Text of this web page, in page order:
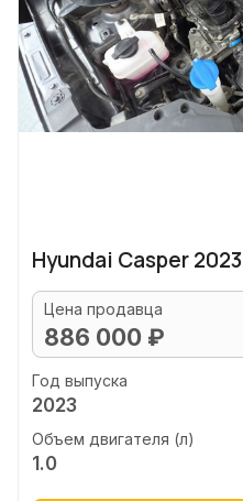
Hyundai Casper 2023
Цена продавца
886 000 ₽
Год выпуска
2023
Объем двигателя (л)
1.0